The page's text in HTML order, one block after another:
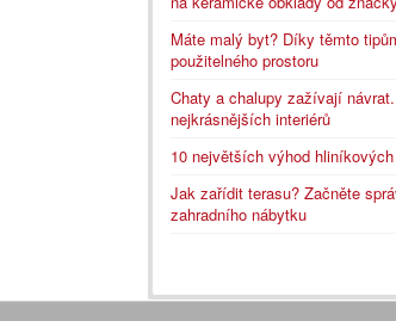
Máte malý byt? Díky těmto
použitelného prostoru
Chaty a chalupy zažívají
nejkrásnějších interiérů
10 největších výhod
Jak zařídit terasu? Začněte
zahradního nábytku